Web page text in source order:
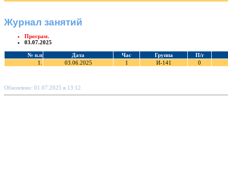
Журнал занятий
Програм.
03.07.2025
№ п.п Дата Час Группа
П/г
1.
03.06.2025 1 И-141 0
Обновлено: 01.07.2025 в 13:12.